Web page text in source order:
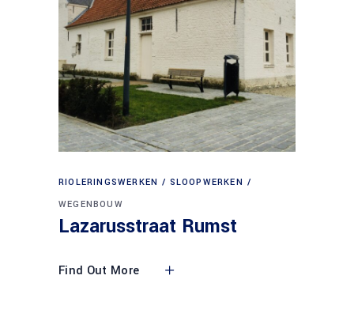
RIOLERINGSWERKEN
SLOOPWERKEN
WEGENBOUW
Lazarusstraat Rumst
Find Out More